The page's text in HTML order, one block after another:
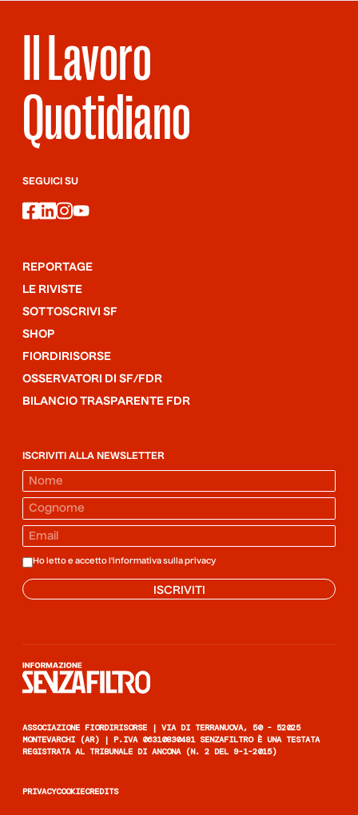
Il Lavoro
Quotidiano
SEGUICI SU
facebook
linkedin
instagram
youtube
REPORTAGE
LE RIVISTE
SOTTOSCRIVI SF
SHOP
FIORDIRISORSE
OSSERVATORI DI SF/FDR
BILANCIO TRASPARENTE FDR
ISCRIVITI ALLA NEWSLETTER
Ho letto e accetto l'informativa sulla privacy
ISCRIVITI
ASSOCIAZIONE FIORDIRISORSE | VIA DI TERRANUOVA, 50 - 52025
MONTEVARCHI (AR) | P.IVA 06310830481 SENZAFILTRO È UNA TESTATA
REGISTRATA AL TRIBUNALE DI ANCONA (N. 2 DEL 9-1-2015)
PRIVACYCOOKIECREDITS